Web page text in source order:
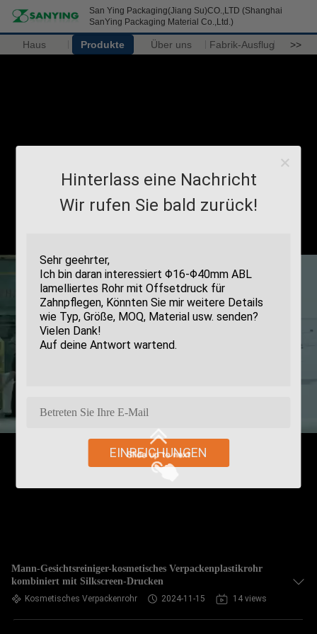
San Ying Packaging(Jiang Su)CO.,LTD (Shanghai
SanYing Packaging Material Co.,Ltd.)
Haus Produkte Über uns Fabrik-Ausflug >>
Hinterlass eine Nachricht
Wir rufen Sie bald zurück!
EINREICHUNGEN
Mann-Gesichtsreiniger-kosmetisches Verpackenplastikrohr
kombiniert mit Silkscreen-Drucken
Kosmetisches Verpackenrohr 2024-11-15 14 views